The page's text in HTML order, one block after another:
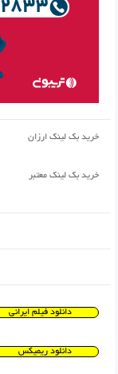
خرید بک لینک ارزان
خرید بک لینک معتبر
دانلود فیلم ایرانی
دانلود ریمیکس